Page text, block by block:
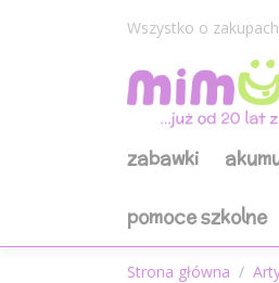
Wszystko o zakupach
zabawki
pomoce szkolne
Strona główna